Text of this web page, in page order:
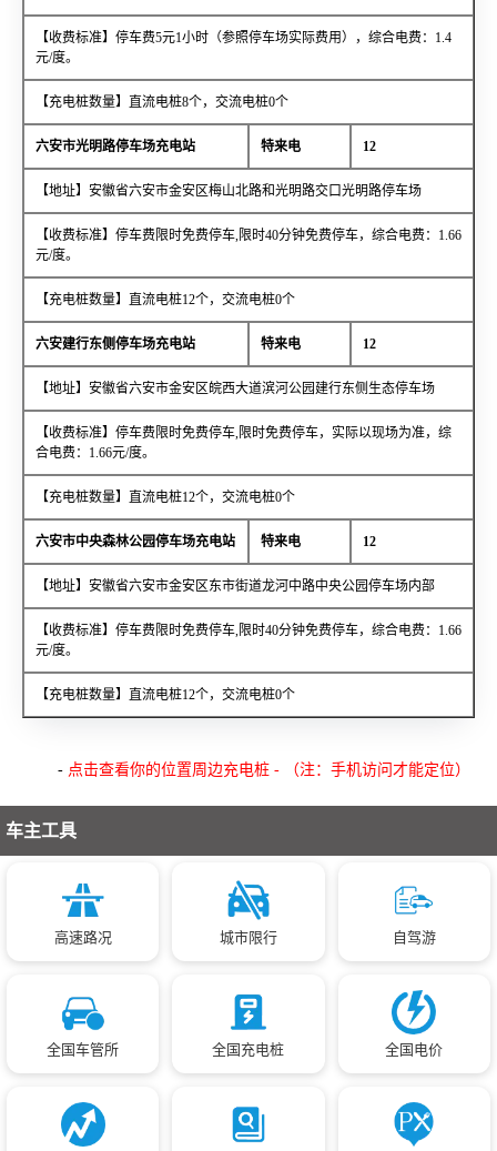
【收费标准】停车费5元1小时（参照停车场实际费用），综合电费：1.4
元/度。
【充电桩数量】直流电桩8个，交流电桩0个
六安市光明路停车场充电站 特来电 12
【地址】安徽省六安市金安区梅山北路和光明路交口光明路停车场
【收费标准】停车费限时免费停车,限时40分钟免费停车，综合电费：1.66
元/度。
【充电桩数量】直流电桩12个，交流电桩0个
六安建行东侧停车场充电站 特来电 12
【地址】安徽省六安市金安区皖西大道滨河公园建行东侧生态停车场
【收费标准】停车费限时免费停车,限时免费停车，实际以现场为准，综
合电费：1.66元/度。
【充电桩数量】直流电桩12个，交流电桩0个
六安市中央森林公园停车场充电站 特来电 12
【地址】安徽省六安市金安区东市街道龙河中路中央公园停车场内部
【收费标准】停车费限时免费停车,限时40分钟免费停车，综合电费：1.66
元/度。
【充电桩数量】直流电桩12个，交流电桩0个
- 点击查看你的位置周边充电桩 - （注：手机访问才能定位）
车主工具
高速路况 城市限行 自驾游
全国车管所 全国充电桩 全国电价